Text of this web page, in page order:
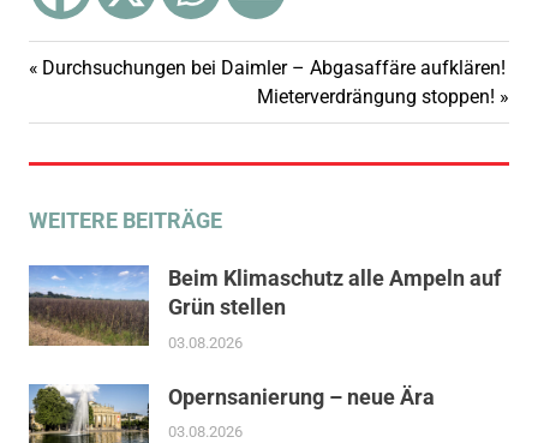
Beitragsnavigation
Vorheriger
Durchsuchungen bei Daimler – Abgasaffäre aufklären!
Nächster
Beitrag:
Mieterverdrängung stoppen!
WEITERE BEITRÄGE
Beim Klimaschutz alle Ampeln auf
Grün stellen
03.08.2026
Opernsanierung – neue Ära
03.08.2026